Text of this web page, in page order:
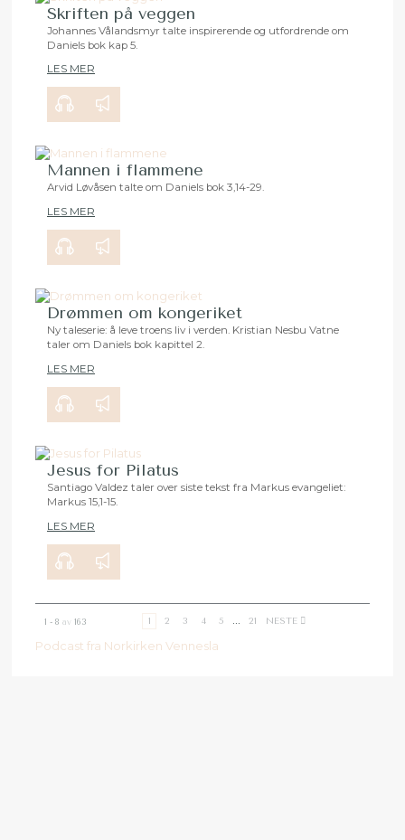
Skriften på veggen
Johannes Vålandsmyr talte inspirerende og utfordrende om
Daniels bok kap 5.
LES MER
Mannen i flammene
00:00
Arvid Løvåsen talte om Daniels bok 3,14-29.
LES MER
Drømmen om kongeriket
Ny taleserie: å leve troens liv i verden. Kristian Nesbu Vatne
taler om Daniels bok kapittel 2.
LES MER
Jesus for Pilatus
Santiago Valdez taler over siste tekst fra Markus evangeliet:
Markus 15,1-15.
LES MER
1 - 8av 163 1 2 3 4 5 ... 21 NESTE
Podcast fra Norkirken Vennesla